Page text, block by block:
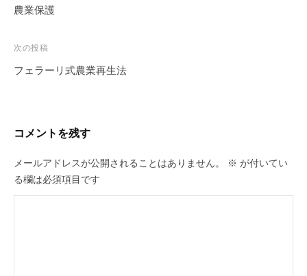
稿
ビ
ゲ
ン
農業保護
次の投稿
フェラーリ式農業再生法
コメントを残す
メールアドレスが公開されることはありません。 ※ が付いてい
る欄は必須項目です